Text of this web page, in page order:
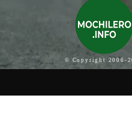
© Copyright 2006-